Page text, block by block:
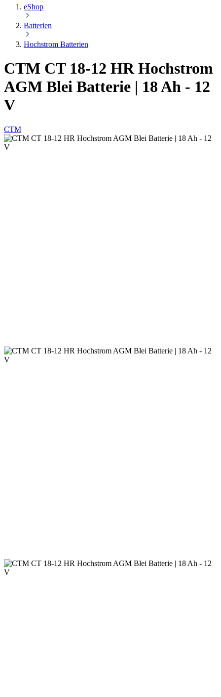
eShop
Batterien
Hochstrom Batterien
CTM CT 18-12 HR Hochstrom
AGM Blei Batterie | 18 Ah - 12
V
CTM